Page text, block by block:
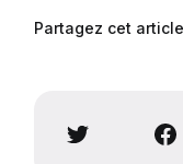
Partagez cet article